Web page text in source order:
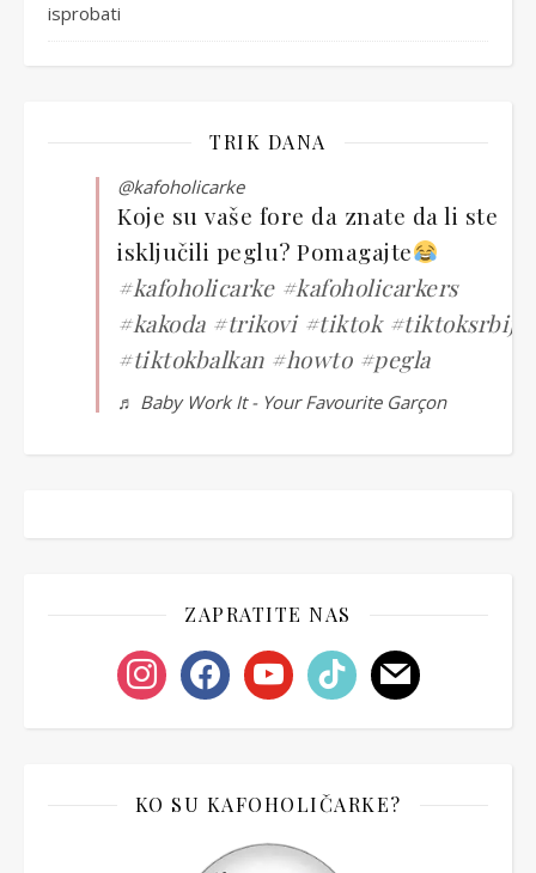
isprobati
TRIK DANA
@kafoholicarke
Koje su vaše fore da znate da li ste
isključili peglu? Pomagajte
#kafoholicarke #kafoholicarkers
#kakoda #trikovi #tiktok #tiktoksrbija
#tiktokbalkan #howto #pegla
♬ Baby Work It - Your Favourite Garçon
ZAPRATITE NAS
instagramfacebookyoutubetiktok mail
KO SU KAFOHOLIČARKE?